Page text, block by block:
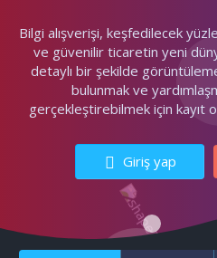
Bilgi alışverişi, keşfedilecek
ve güvenilir ticaretin yeni
detaylı bir şekilde
bulunmak ve
gerçekleştirebilmek için kayıt
Giriş yap